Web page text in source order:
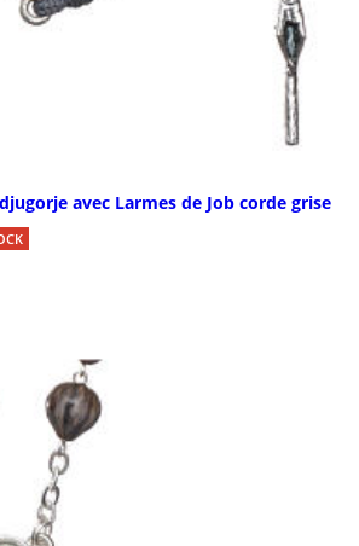
avec Larmes de Job corde grise